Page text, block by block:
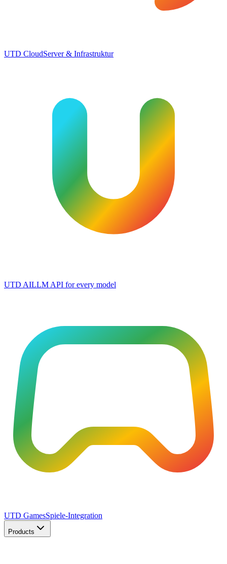
UTD CloudServer & Infrastruktur
UTD AILLM API for every model
UTD GamesSpiele-Integration
Products